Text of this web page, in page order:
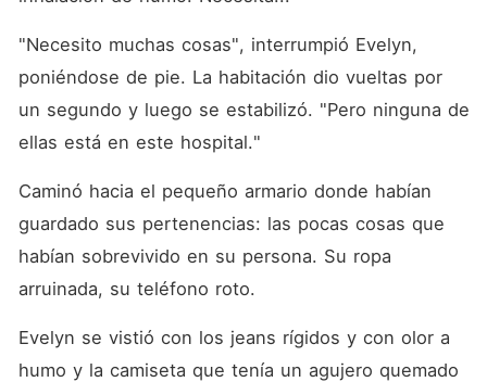
"Necesito muchas cosas", interrumpió Evelyn,
poniéndose de pie. La habitación dio vueltas por
un segundo y luego se estabilizó. "Pero ninguna de
ellas está en este hospital."
Caminó hacia el pequeño armario donde habían
guardado sus pertenencias: las pocas cosas que
habían sobrevivido en su persona. Su ropa
arruinada, su teléfono roto.
Evelyn se vistió con los jeans rígidos y con olor a
humo y la camiseta que tenía un agujero quemado